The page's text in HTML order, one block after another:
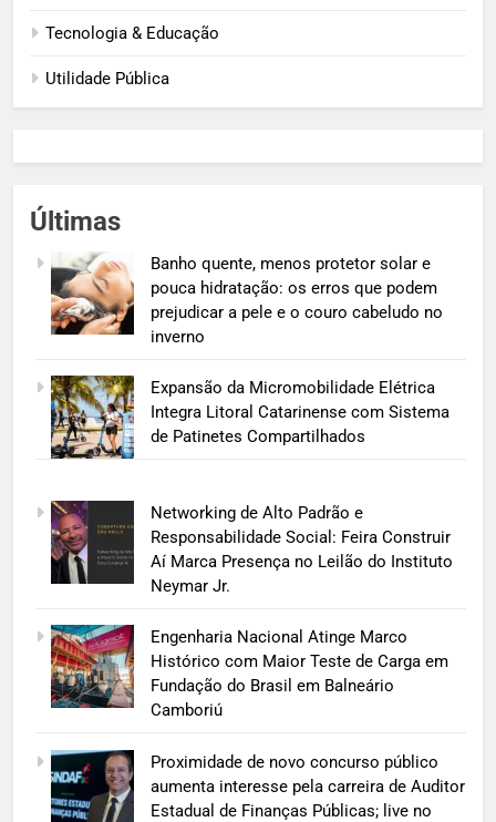
Tecnologia & Educação
Utilidade Pública
Últimas
Banho quente, menos protetor solar e
pouca hidratação: os erros que podem
prejudicar a pele e o couro cabeludo no
inverno
Expansão da Micromobilidade Elétrica
Integra Litoral Catarinense com Sistema
de Patinetes Compartilhados
Networking de Alto Padrão e
Responsabilidade Social: Feira Construir
Aí Marca Presença no Leilão do Instituto
Neymar Jr.
Engenharia Nacional Atinge Marco
Histórico com Maior Teste de Carga em
Fundação do Brasil em Balneário
Camboriú
Proximidade de novo concurso público
aumenta interesse pela carreira de Auditor
Estadual de Finanças Públicas; live no